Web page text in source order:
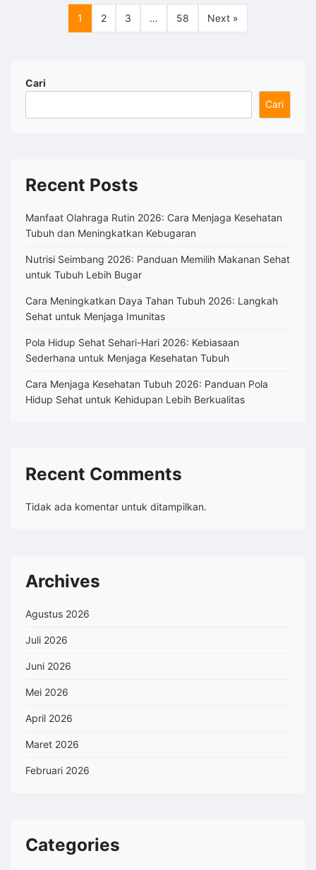
Kualitas
Hidup
2026
Sehat
1 2 3 … 58 Next »
Cari
Cari
Recent Posts
Manfaat Olahraga Rutin 2026: Cara Menjaga Kesehatan
Tubuh dan Meningkatkan Kebugaran
Nutrisi Seimbang 2026: Panduan Memilih Makanan Sehat
untuk Tubuh Lebih Bugar
Cara Meningkatkan Daya Tahan Tubuh 2026: Langkah
Sehat untuk Menjaga Imunitas
Pola Hidup Sehat Sehari-Hari 2026: Kebiasaan
Sederhana untuk Menjaga Kesehatan Tubuh
Cara Menjaga Kesehatan Tubuh 2026: Panduan Pola
Hidup Sehat untuk Kehidupan Lebih Berkualitas
Recent Comments
Tidak ada komentar untuk ditampilkan.
Archives
Agustus 2026
Juli 2026
Juni 2026
Mei 2026
April 2026
Maret 2026
Februari 2026
Categories